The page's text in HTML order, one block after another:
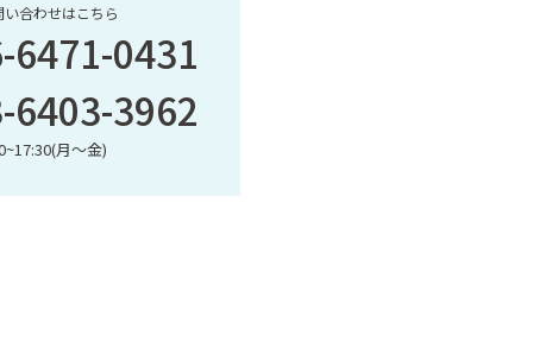
合わせはこちら
6471-0431
6403-3962
月〜金)